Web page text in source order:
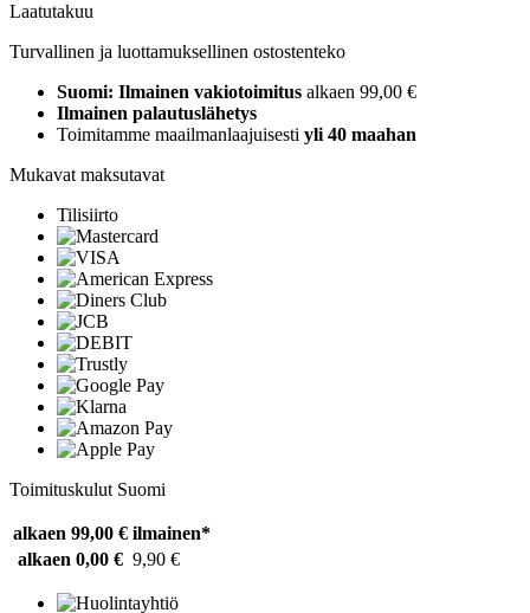
Laatutakuu
Turvallinen ja luottamuksellinen ostostenteko
Suomi: Ilmainen vakiotoimitus alkaen 99,00 €
Ilmainen palautuslähetys
Toimitamme maailmanlaajuisesti yli 40 maahan
Mukavat maksutavat
Tilisiirto
Toimituskulut Suomi
alkaen 99,00 € ilmainen*
alkaen 0,00 € 9,90 €